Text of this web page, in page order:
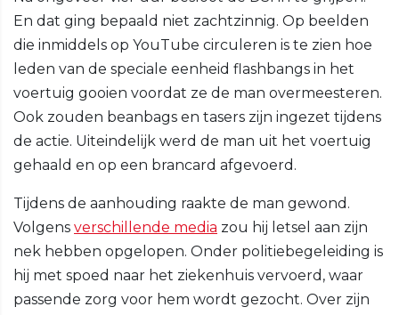
En dat ging bepaald niet zachtzinnig. Op beelden
die inmiddels op YouTube circuleren is te zien hoe
leden van de speciale eenheid flashbangs in het
voertuig gooien voordat ze de man overmeesteren.
Ook zouden beanbags en tasers zijn ingezet tijdens
de actie. Uiteindelijk werd de man uit het voertuig
gehaald en op een brancard afgevoerd.
Tijdens de aanhouding raakte de man gewond.
Volgens verschillende media zou hij letsel aan zijn
nek hebben opgelopen. Onder politiebegeleiding is
hij met spoed naar het ziekenhuis vervoerd, waar
passende zorg voor hem wordt gezocht. Over zijn